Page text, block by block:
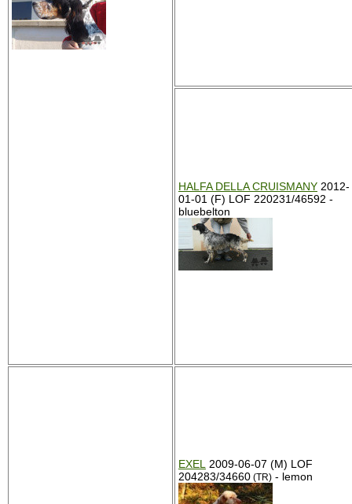
HALFA DELLA CRUISMANY 2012-
01-01 (F) LOF 220231/46592 -
bluebelton
EXEL
2009-06-07 (M) LOF
204283/34660 (TR) - lemon